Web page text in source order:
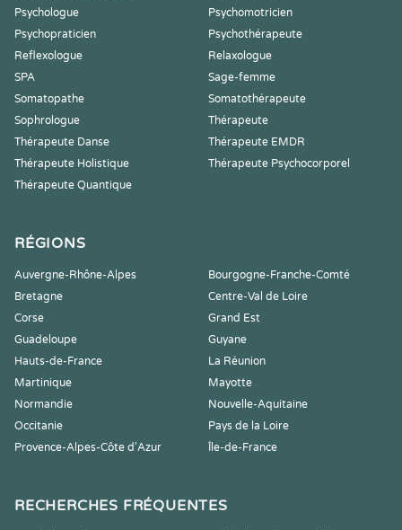
Psychologue
Psychomotricien
Psychopraticien
Psychothérapeute
Reflexologue
Relaxologue
SPA
Sage-femme
Somatopathe
Somatothérapeute
Sophrologue
Thérapeute
Thérapeute Danse
Thérapeute EMDR
Thérapeute Holistique
Thérapeute Psychocorporel
Thérapeute Quantique
RÉGIONS
Auvergne-Rhône-Alpes
Bourgogne-Franche-Comté
Bretagne
Centre-Val de Loire
Corse
Grand Est
Guadeloupe
Guyane
Hauts-de-France
La Réunion
Martinique
Mayotte
Normandie
Nouvelle-Aquitaine
Occitanie
Pays de la Loire
Provence-Alpes-Côte d'Azur
Île-de-France
RECHERCHES FRÉQUENTES